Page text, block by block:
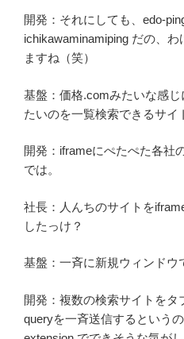
開発：それにしても、edo-
ichikawaminamiping だの、
ますね（笑）
基盤：価格.comみたいな感
たいのを一覧検索できるサイ
開発：iframeにぺたぺた各社
では。
社長：人んちのサイトを
したっけ？
基盤：一斉に新規ウィンドウ
開発：複数の検索サイトをタ
queryを一斉送信するという